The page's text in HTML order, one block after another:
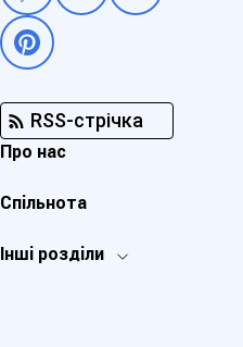
RSS-стрічка
Інші розділи
Про нас
Спільнота